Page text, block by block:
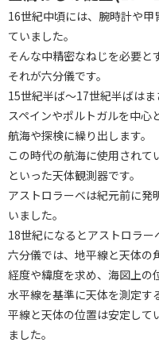
16世紀中頃には、腕時計や
ていました。
そんな中精密なねじを必要と
それが六分儀です。
15世紀半ば～17世紀半ばはま
スペインやポルトガルを中心
航海や探検に繰り出します。
この時代の航海に使用され
といった天体観測器です。
アストロラーベは紀元前に発
いました。
18世紀になるとアストロラー
六分儀では、地平線と天体の
経度や緯度を求め、海図上の
水平線を基準に天体を測定す
平線と天体の位置は安定して
ました。